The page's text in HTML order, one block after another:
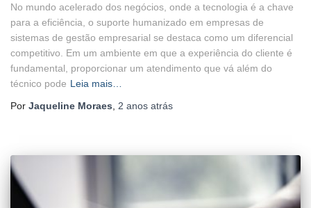
No mundo acelerado dos negócios, onde a tecnologia é a chave
para a eficiência, o suporte humanizado em empresas de
sistemas de gestão empresarial se destaca como um diferencial
competitivo. Em um ambiente em que a experiência do cliente é
fundamental, proporcionar um atendimento que vá além do
técnico pode Leia mais…
Por Jaqueline Moraes 2 anos atrás